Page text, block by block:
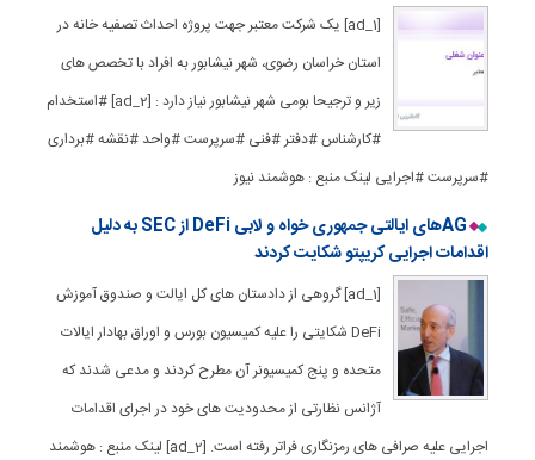
[ad_1] یک شرکت معتبر جهت پروژه احداث تصفیه خانه در
استان خراسان رضوی، شهر نیشابور به افراد با تخصص های
زیر و ترجیحا بومی شهر نیشابور نیاز دارد : [ad_2] #استخدام
#کارشناس #دفتر #فنی #سرپرست #واحد #نقشه #برداری
#سرپرست #اجرایی لینک منبع : هوشمند نیوز
AGهای ایالتی جمهوری خواه و لابی DeFi از SEC به دلیل
اقدامات اجرایی کریپتو شکایت کردند
[ad_1] گروهی از دادستان های کل ایالت و صندوق آموزش
DeFi شکایتی را علیه کمیسیون بورس و اوراق بهادار ایالات
متحده و پنج کمیسیونر آن مطرح کردند و مدعی شدند که
آژانس نظارتی از محدودیت های خود در اجرای اقدامات
اجرایی علیه صرافی های رمزنگاری فراتر رفته است. [ad_2] لینک منبع : هوشمند